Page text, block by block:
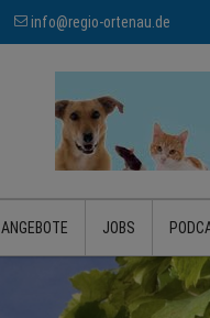
info@regio-ortenau.de
ANGEBOTE JOBS